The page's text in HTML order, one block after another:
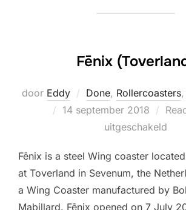
Fēnix
door Eddy Done, Rollercoasters,
Geplaatst
14 september 2018
uitgeschakeld
Fēnix is a steel Wing coaster located
at Toverland in Sevenum, the
a Wing Coaster manufactured by
Mabillard. Fēnix opened on 7 July